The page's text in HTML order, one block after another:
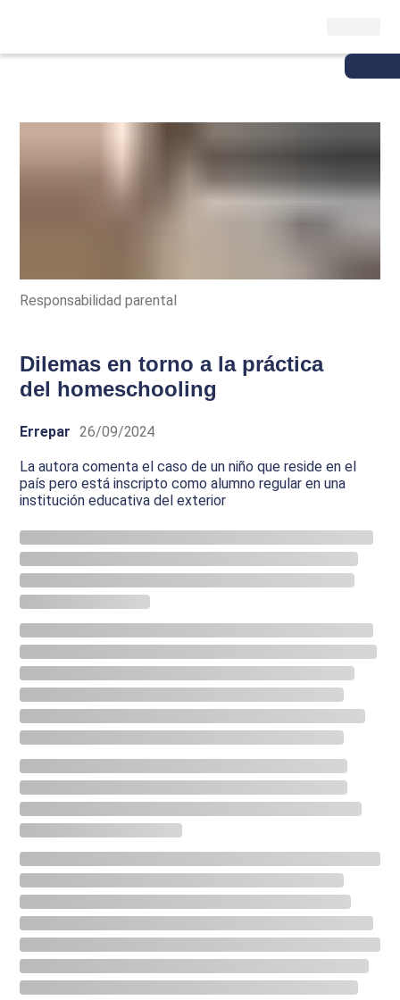
Responsabilidad parental
Dilemas en torno a la práctica
del homeschooling
Errepar 26/09/2024
La autora comenta el caso de un niño que reside en el
país pero está inscripto como alumno regular en una
institución educativa del exterior